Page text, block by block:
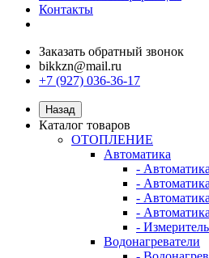
Контакты
Заказать обратный звонок
bikkzn@mail.ru
+7 (927) 036-36-17
Назад
Каталог товаров
ОТОПЛЕНИЕ
Автоматика
-
-
-
-
-
Водонагреватели